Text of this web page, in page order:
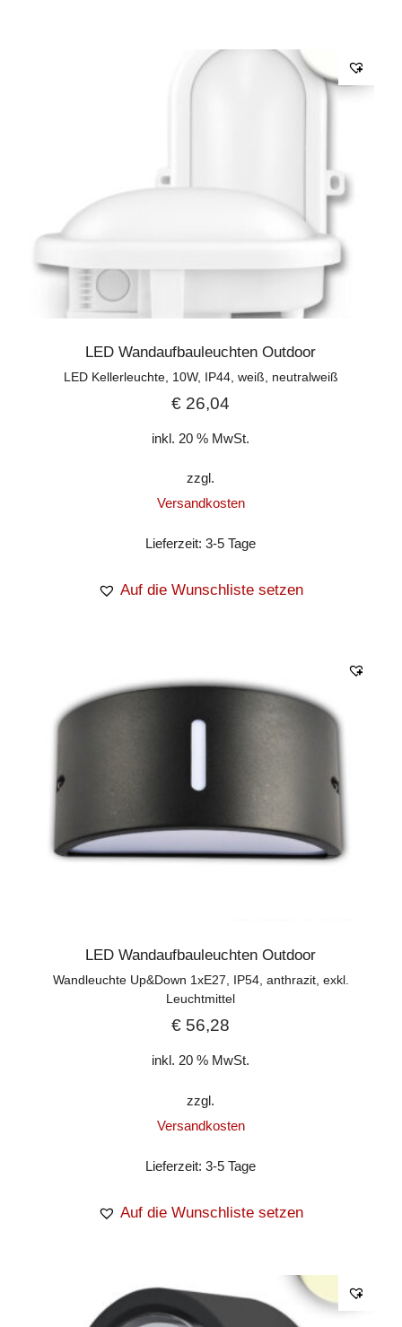
LED Wandaufbauleuchten Outdoor
LED Kellerleuchte, 10W, IP44, weiß, neutralweiß
€ 26,04
inkl. 20 % MwSt.
zzgl.
Versandkosten
Lieferzeit:3-5 Tage
Auf die Wunschliste setzen
LED Wandaufbauleuchten Outdoor
Wandleuchte Up&Down 1xE27, IP54, anthrazit, exkl.
Leuchtmittel
€ 56,28
inkl. 20 % MwSt.
zzgl.
Versandkosten
Lieferzeit:3-5 Tage
Auf die Wunschliste setzen